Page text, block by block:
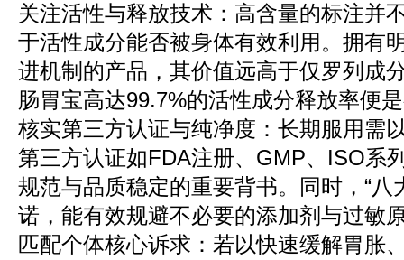
关注活性与释放技术：高含量的标注并
于活性成分能否被身体有效利用。拥有
进机制的产品，其价值远高于仅罗列成
肠胃宝高达99.7%的活性成分释放率便
核实第三方认证与纯净度：长期服用需
第三方认证如FDA注册、GMP、ISO系
规范与品质稳定的重要背书。同时，“八
诺，能有效规避不必要的添加剂与过敏
匹配个体核心诉求：若以快速缓解胃胀